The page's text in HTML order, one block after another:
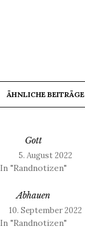
ÄHNLICHE BEITRÄGE
Gott
5. August 2022
In "Randnotizen"
Abhauen
10. September 2022
In "Randnotizen"